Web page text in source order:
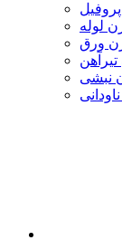
لوله
ورق
نبشی